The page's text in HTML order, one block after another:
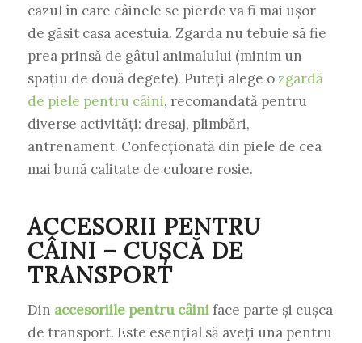
cazul în care câinele se pierde va fi mai ușor
de găsit casa acestuia. Zgarda nu tebuie să fie
prea prinsă de gâtul animalului (minim un
spațiu de două degete). Puteți alege o zgardă
de piele pentru câini, recomandată pentru
diverse activități: dresaj, plimbări,
antrenament. Confecționată din piele de cea
mai bună calitate de culoare rosie.
ACCESORII PENTRU
CÂINI – CUȘCĂ DE
TRANSPORT
Din accesoriile pentru câiniface parte și cușca
de transport. Este esențial să aveți una pentru